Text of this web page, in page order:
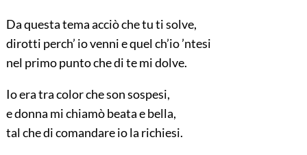
Da questa tema acciò che tu ti solve,
dirotti perch’ io venni e quel ch’io ’ntesi
nel primo punto che di te mi dolve.
Io era tra color che son sospesi,
e donna mi chiamò beata e bella,
tal che di comandare io la richiesi.